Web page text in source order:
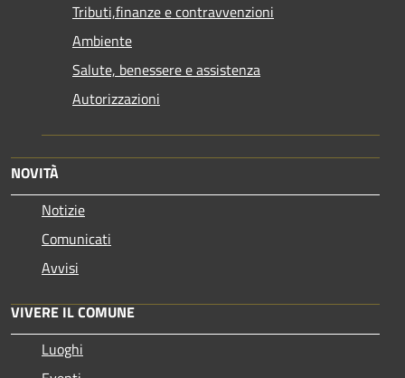
Tributi,finanze e contravvenzioni
Ambiente
Salute, benessere e assistenza
Autorizzazioni
NOVITÀ
Notizie
Comunicati
Avvisi
VIVERE IL COMUNE
Luoghi